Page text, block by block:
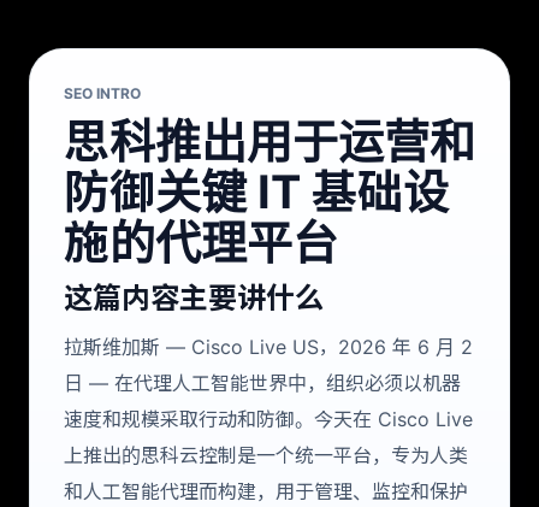
SEO INTRO
思科推出用于运营和
防御关键 IT 基础设
施的代理平台
这篇内容主要讲什么
拉斯维加斯 — Cisco Live US，2026 年 6 月 2
日 — 在代理人工智能世界中，组织必须以机器
速度和规模采取行动和防御。今天在 Cisco Live
上推出的思科云控制是一个统一平台，专为人类
和人工智能代理而构建，用于管理、监控和保护